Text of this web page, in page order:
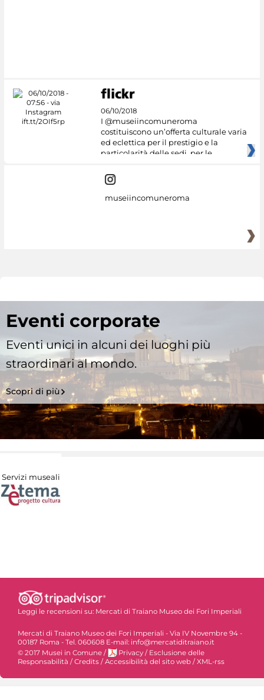
06/10/2018
I @museiincomuneroma
costituiscono un’offerta culturale varia
ed eclettica per il prestigio e la
particolarità delle sedi, per le
museiincomuneroma
Eventi corporate
Eventi unici in alcuni dei luoghi più
straordinari al mondo.
Scopri di più
Servizi museali
Leggi le recensioni su: Mercati di Traiano Museo dei Fori Imperiali
Mercati di Traiano Museo dei Fori Imperiali - Via IV Novembre 94 -
00187 Roma - Tel. 060608 E-mail: info@mercatiditraiano.it
© 2017 Musei in Comune / Privacy / Esclusione delle
Responsabilità / Credits / Accessibilità del sito web / XML-rss